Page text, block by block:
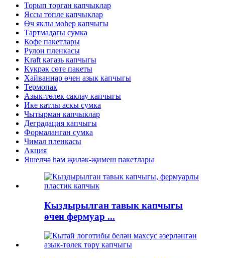
Торып торган капчыклар
Яссы төпле капчыклар
Өч яклы мөһер капчыгы
Тартмадагы сумка
Кофе пакетлары
Рулон пленкасы
Kraft кәгазь капчыгы
Күкрәк сөте пакеты
Хайваннар өчен азык капчыгы
Термопак
Азык-төлек саклау капчыгы
Ике катлы аскы сумка
Чытырман капчыклар
Деградация капчыгы
Формаланган сумка
Чимал пленкасы
Акция
Яшелчә һәм җиләк-җимеш пакетлары
Кыздырылган тавык капчыгы
өчен фермуар ...